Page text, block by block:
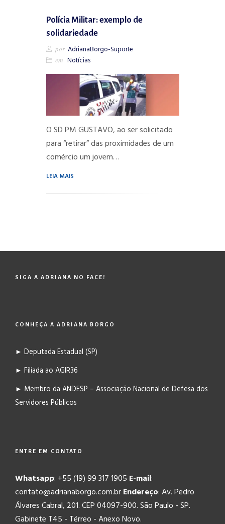
Polícia Militar: exemplo de
solidariedade
por AdrianaBorgo-Suporte
em Notícias
O SD PM GUSTAVO, ao ser solicitado
para “retirar” das proximidades de um
comércio um jovem…
LEIA MAIS
SIGA A ADRIANA NO FACE!
CONHEÇA A ADRIANA BORGO
► Deputada Estadual (SP)
► Filiada ao AGIR36
► Membro da ANDESP – Associação Nacional de Defesa dos
Servidores Públicos
ENTRE EM CONTATO
Whatsapp: +55 (19) 99 317 1905 E-mail:
contato@adrianaborgo.com.brEndereço: Av. Pedro
Álvares Cabral, 201. CEP 04097-900. São Paulo - SP.
Gabinete T45 - Térreo - Anexo Novo.